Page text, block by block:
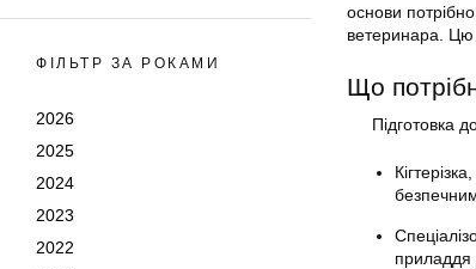
ФІЛЬТР ЗА РОКАМИ
2026
2025
2024
2023
2022
основи
ветеринара. Цю
Що
Підготовка
приладдя